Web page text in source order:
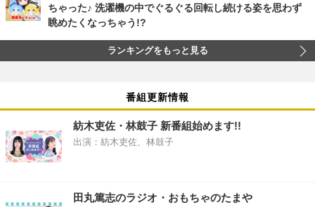
ちゃった♪ 洗濯機の中でぐるぐる回転し続ける姿を思わず
眺めたくなっちゃう!?
ランキングをもっと見る
番組更新情報
紡木吏佐・林鼓子 新番組始めます!!
出演：紡木吏佐、林鼓子
田丸篤志のラジオ・おもちゃのたまや